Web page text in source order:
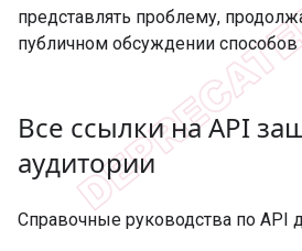
представлять проблему,
публичном обсуждении способов
Все ссылки на API
аудитории
Справочные руководства по API